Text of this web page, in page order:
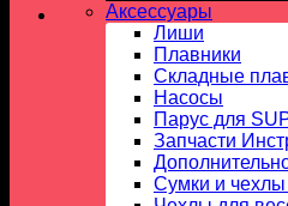
Аксессуары
Лиши
Плавники
Складные
Насосы
Парус для
Запчасти
Сумки и